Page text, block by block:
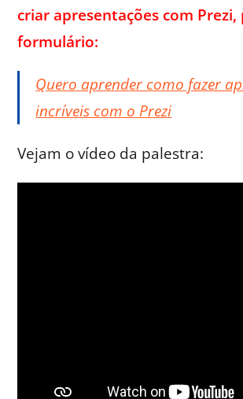
criar apresentações com Prezi,
formulário:
Quero aprender como fazer
incríveis com o Prezi
Vejam o vídeo da palestra: